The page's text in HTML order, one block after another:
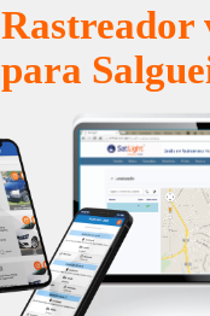
Rastreador
para